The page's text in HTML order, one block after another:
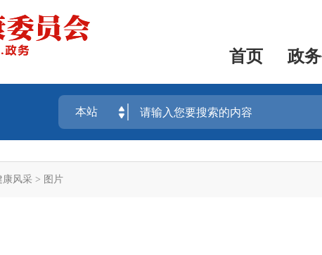
首页 政
康风采 > 图片